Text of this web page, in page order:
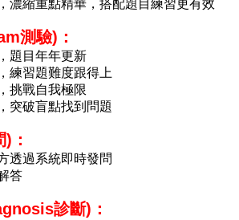
濃縮重點精華，搭配題目練習更有效
測驗)：
題目年年更新
練習題難度跟得上
挑戰自我極限
突破盲點找到問題
：
透過系統即時發問
答
診斷)：